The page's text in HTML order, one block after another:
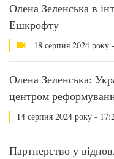
Олена Зеленська в
Ешкрофту
18 серпня 2024 року
Олена Зеленська:
центром
14 серпня 2024 року -
Партнерство у